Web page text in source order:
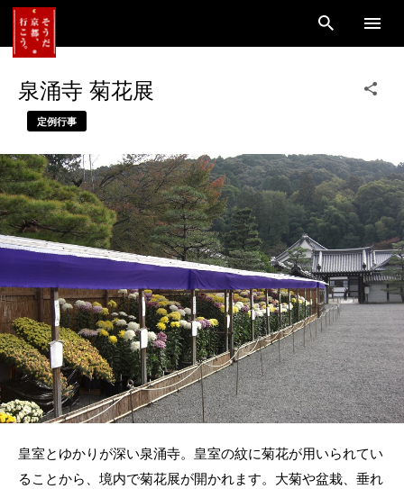
泉涌寺 菊花展
定例行事
皇室とゆかりが深い泉涌寺。皇室の紋に菊花が用いられてい
ることから、境内で菊花展が開かれます。大菊や盆栽、垂れ